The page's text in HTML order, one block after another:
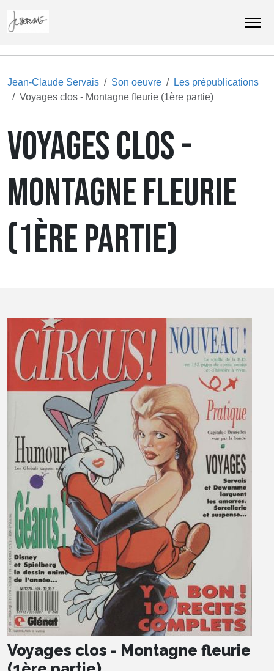
Jean-Claude Servais Son oeuvre
Les prépublications
Voyages clos - Montagne fleurie (1ère partie)
VOYAGES CLOS -
MONTAGNE FLEURIE
(1ÈRE PARTIE)
Voyages clos - Montagne fleurie